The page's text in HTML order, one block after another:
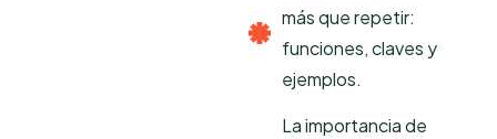
más que repetir:
funciones, claves y
ejemplos.
La importancia de